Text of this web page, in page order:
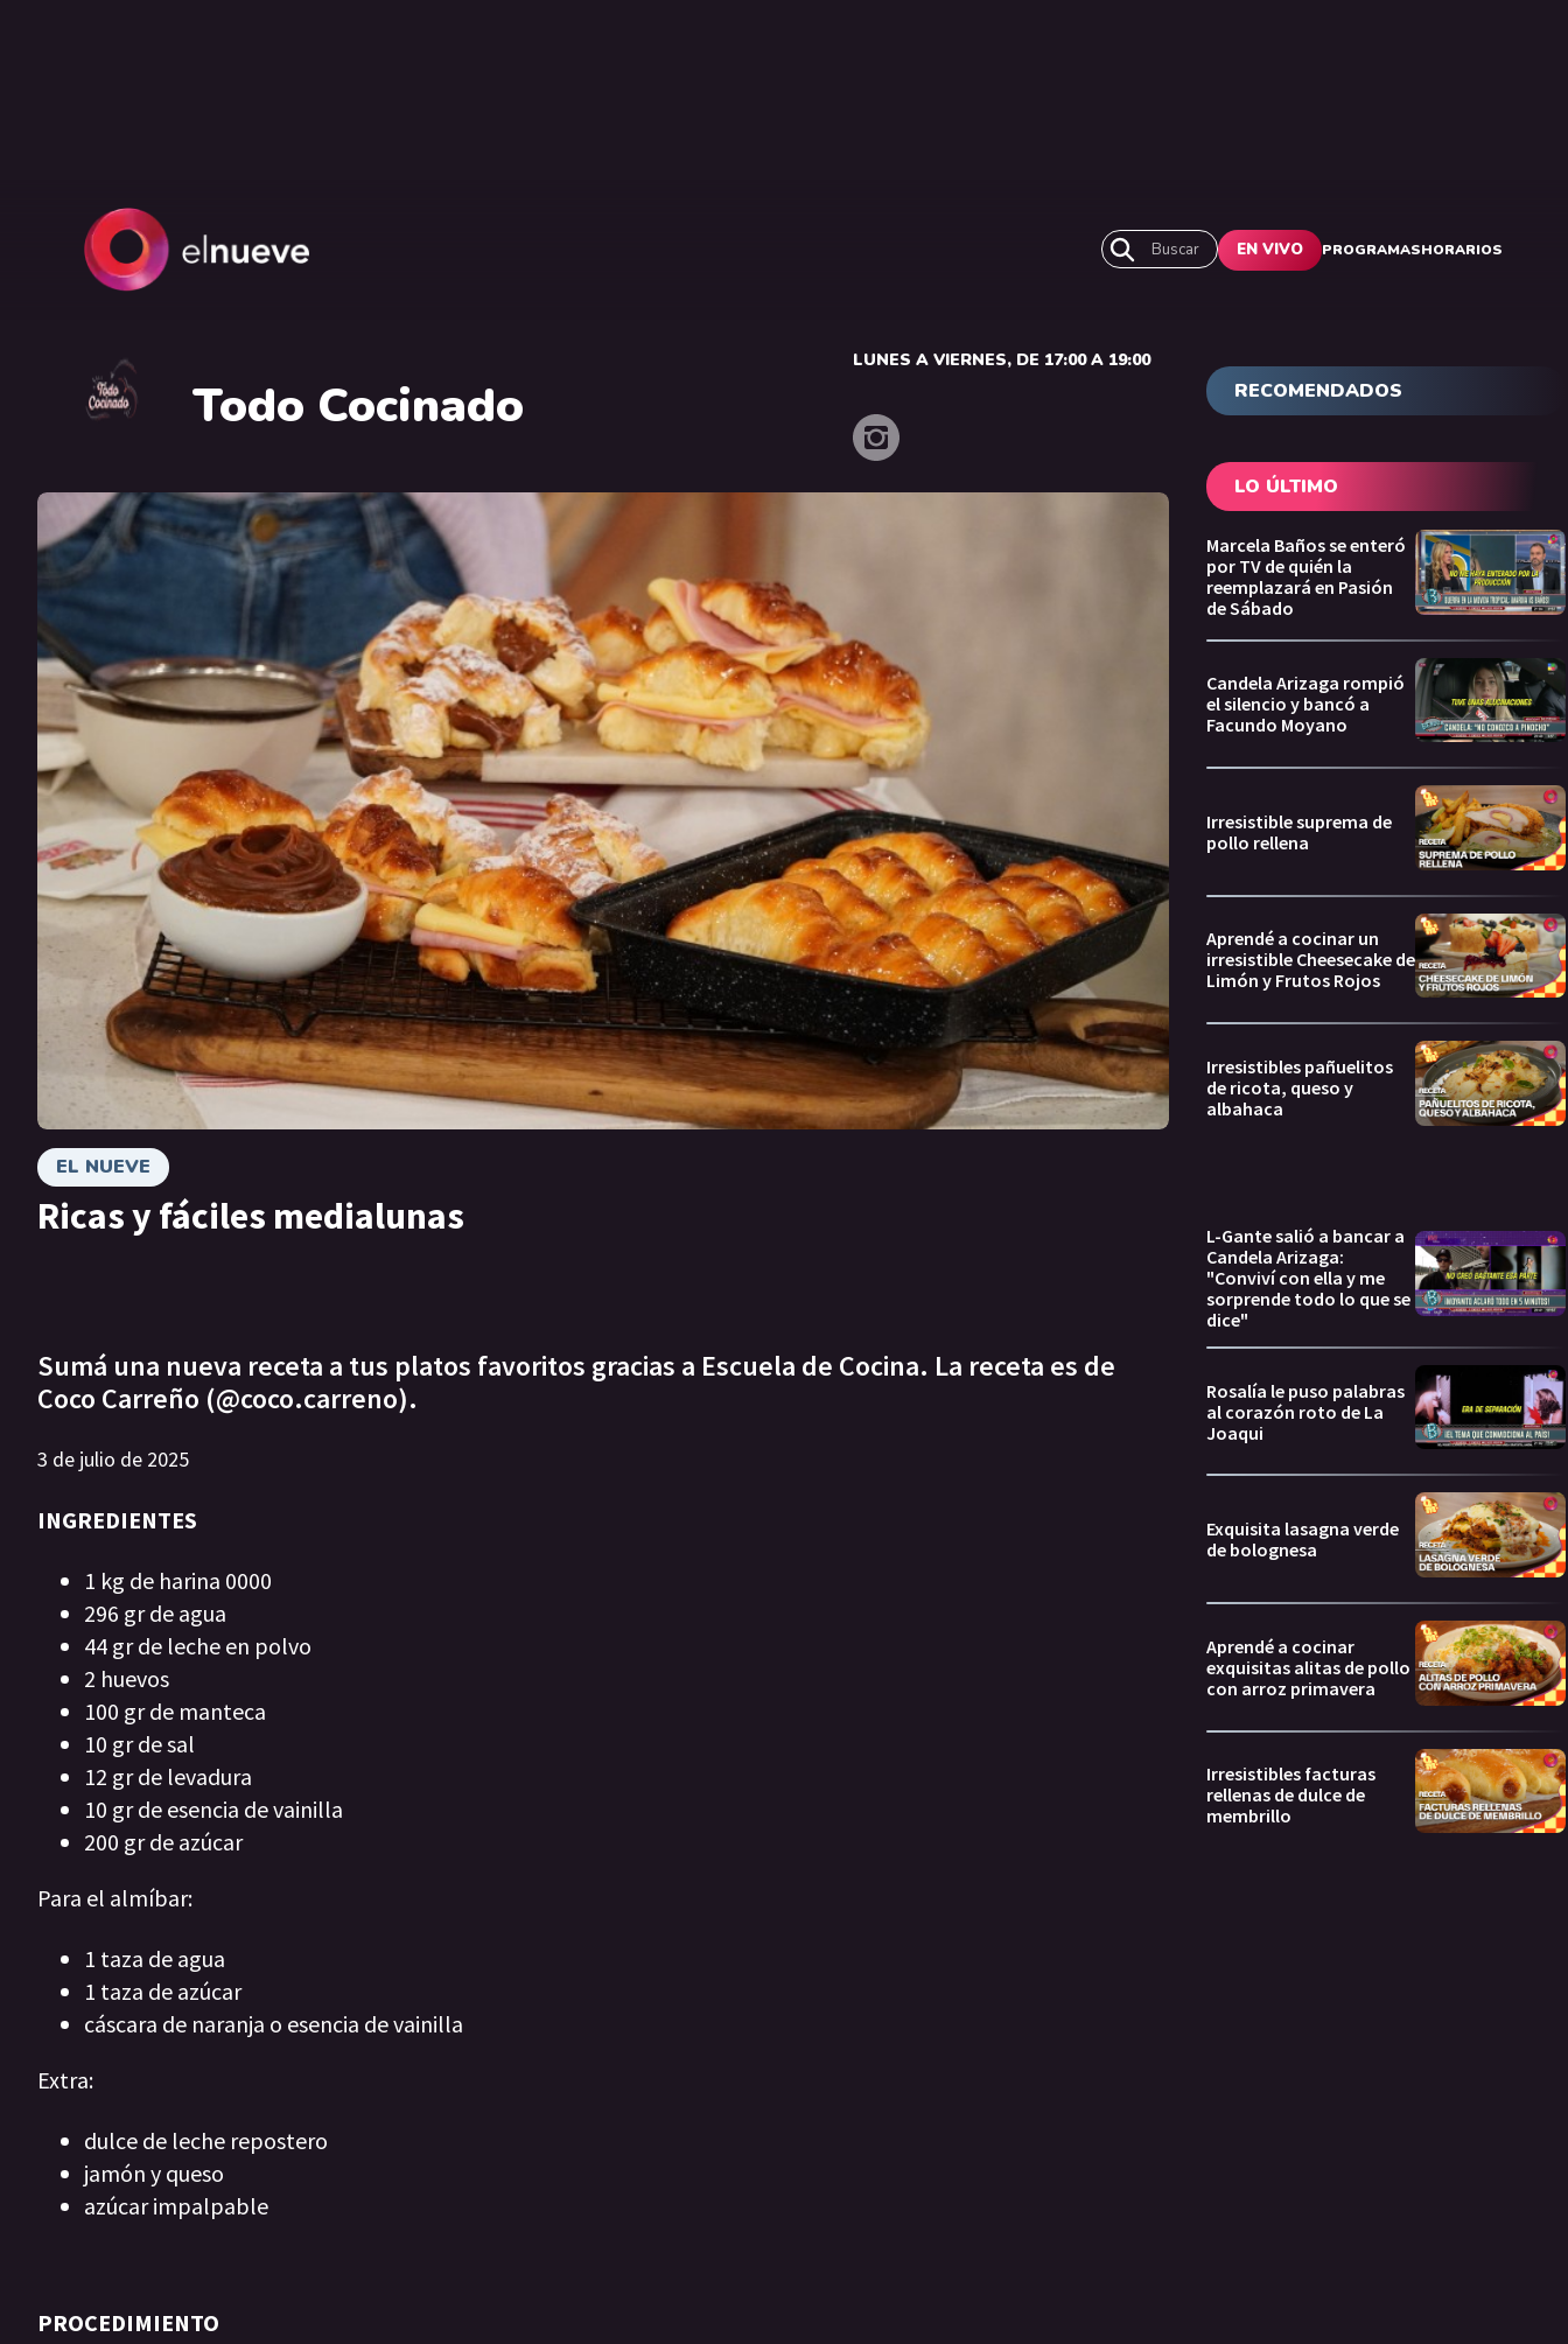
Buscar EN VIVO PROGRAMASHORARIOS
Todo Cocinado
LUNES A VIERNES, DE 17:00 A 19:00
EL NUEVE
Ricas y fáciles medialunas
Sumá una nueva receta a tus platos favoritos gracias a Escuela de Cocina. La receta es de
Coco Carreño (@coco.carreno).
3 de julio de 2025
INGREDIENTES
1 kg de harina 0000
296 gr de agua
44 gr de leche en polvo
2 huevos
100 gr de manteca
10 gr de sal
12 gr de levadura
10 gr de esencia de vainilla
200 gr de azúcar
Para el almíbar:
1 taza de agua
1 taza de azúcar
cáscara de naranja o esencia de vainilla
Extra:
dulce de leche repostero
jamón y queso
azúcar impalpable
PROCEDIMIENTO
RECOMENDADOS
LO ÚLTIMO
Marcela Baños se enteró
por TV de quién la
reemplazará en Pasión
de Sábado
Candela Arizaga rompió
el silencio y bancó a
Facundo Moyano
Irresistible suprema de
pollo rellena
Aprendé a cocinar un
irresistible Cheesecake de
Limón y Frutos Rojos
Irresistibles pañuelitos
de ricota, queso y
albahaca
L-Gante salió a bancar a
Candela Arizaga:
"Conviví con ella y me
sorprende todo lo que se
dice"
Rosalía le puso palabras
al corazón roto de La
Joaqui
Exquisita lasagna verde
de bolognesa
Aprendé a cocinar
exquisitas alitas de pollo
con arroz primavera
Irresistibles facturas
rellenas de dulce de
membrillo